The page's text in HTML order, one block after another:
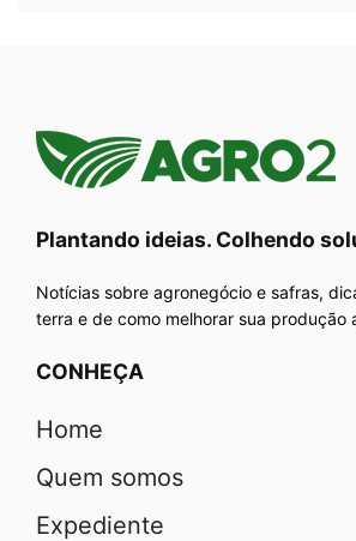
Plantando ideias. Colhendo
Notícias sobre agronegócio e safras,
terra e de como melhorar sua produção
CONHEÇA
Home
Quem somos
Expediente